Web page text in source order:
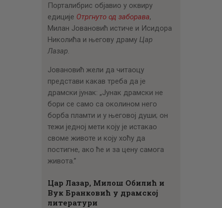
Порталибрис објавио у оквиру
едиције Отргнуто од заборава,
Милан Јовановић истиче и Исидора
Николића и његову драму Цар
Лазар.
Јовановић жели да читаоцу
представи какав треба да је
драмски јунак: „Јунак драмски не
бори се само са околином него
борба пламти и у његовој души; он
тежи једној мети коју је истакао
своме животе и коју хоћу да
постигне, ако ће и за цену самога
живота.”
Цар Лазар, Милош Обилић и
Вук Бранковић у драмској
литератури